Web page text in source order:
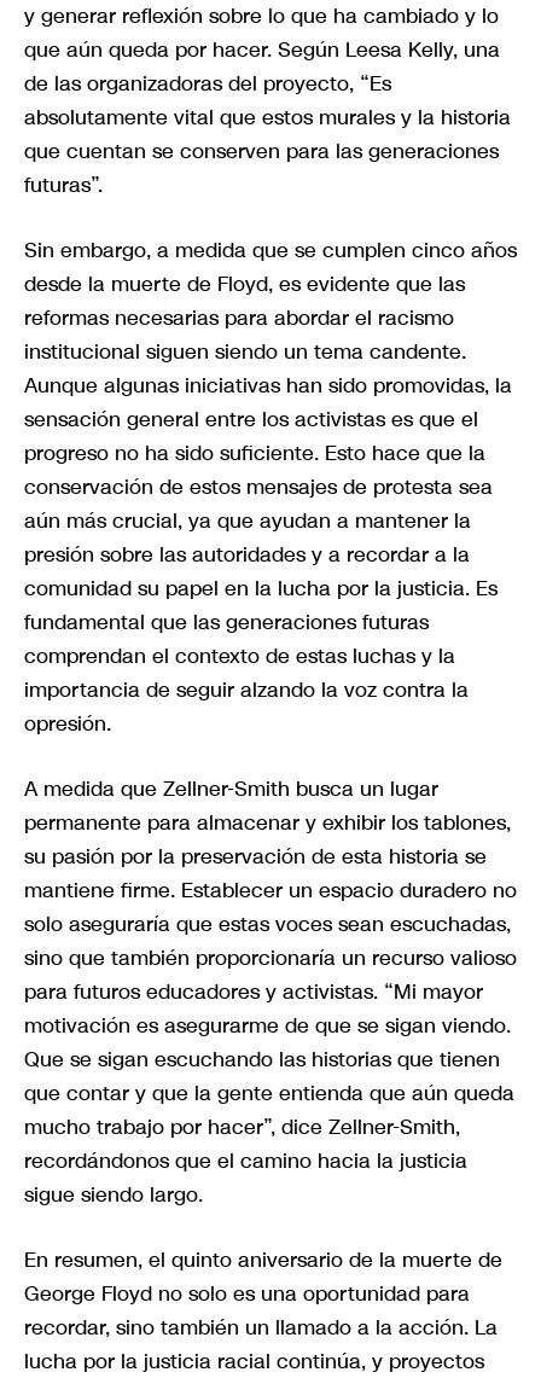
y generar reflexión sobre lo que ha cambiado y lo
que aún queda por hacer. Según Leesa Kelly, una
de las organizadoras del proyecto, “Es
absolutamente vital que estos murales y la historia
que cuentan se conserven para las generaciones
futuras”.
Sin embargo, a medida que se cumplen cinco años
desde la muerte de Floyd, es evidente que las
reformas necesarias para abordar el racismo
institucional siguen siendo un tema candente.
Aunque algunas iniciativas han sido promovidas, la
sensación general entre los activistas es que el
progreso no ha sido suficiente. Esto hace que la
conservación de estos mensajes de protesta sea
aún más crucial, ya que ayudan a mantener la
presión sobre las autoridades y a recordar a la
comunidad su papel en la lucha por la justicia. Es
fundamental que las generaciones futuras
comprendan el contexto de estas luchas y la
importancia de seguir alzando la voz contra la
opresión.
A medida que Zellner-Smith busca un lugar
permanente para almacenar y exhibir los tablones,
su pasión por la preservación de esta historia se
mantiene firme. Establecer un espacio duradero no
solo aseguraría que estas voces sean escuchadas,
sino que también proporcionaría un recurso valioso
para futuros educadores y activistas. “Mi mayor
motivación es asegurarme de que se sigan viendo.
Que se sigan escuchando las historias que tienen
que contar y que la gente entienda que aún queda
mucho trabajo por hacer”, dice Zellner-Smith,
recordándonos que el camino hacia la justicia
sigue siendo largo.
En resumen, el quinto aniversario de la muerte de
George Floyd no solo es una oportunidad para
recordar, sino también un llamado a la acción. La
lucha por la justicia racial continúa, y proyectos